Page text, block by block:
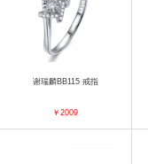
谢瑞麟BB115 戒指
￥2009